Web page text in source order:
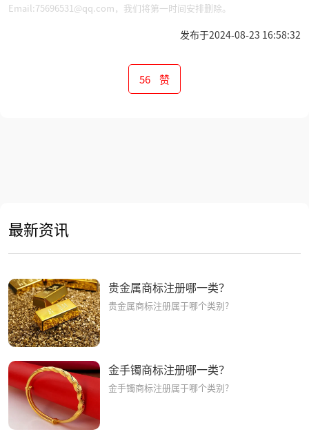
Email:75696531@qq.com，我们将第一时间安排删除。
发布于2024-08-23 16:58:32
56 赞
最新资讯
贵金属商标注册哪一类？
贵金属商标注册属于哪个类别?
金手镯商标注册哪一类？
金手镯商标注册属于哪个类别?